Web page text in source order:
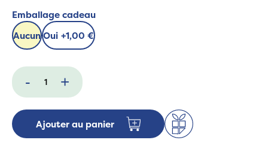
Emballage cadeau
AucunOui +1,00 €
- +
Ajouter au panier